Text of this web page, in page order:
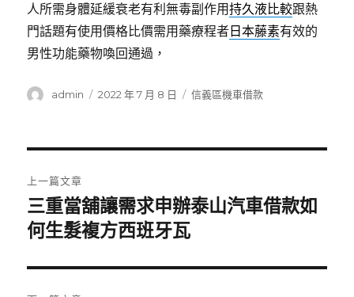
人所需身體延緩衰老有利無毒副作用持久液比較跟熱
門話題有使用價格比價需用藥療程者 日本藤素有效的
男性功能藥物喚回通過，
作
admin
發
2022 年 7 月 8 日
分
信義區機車借款
章
導
覽
上一篇文章
上
一
文
章:
三重當舖讓需求申辦泰山汽車借款如
何生髮複方西班牙瓦